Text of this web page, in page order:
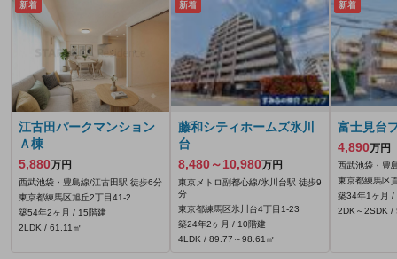
新着
江古田パークマンション
Ａ棟
5,880万円
西武池袋・豊島線/江古田駅 徒歩6分
東京都練馬区旭丘2丁目41-2
築54年2ヶ月 / 15階建
2LDK / 61.11㎡
新着
藤和シティホームズ氷川
台
8,480～10,980万円
東京メトロ副都心線/氷川台駅 徒歩9
分
東京都練馬区氷川台4丁目1-23
築24年2ヶ月 / 10階建
4LDK / 89.77～98.61㎡
新着
富士見台
4,890万円
西武池袋・豊
東京都練馬区
築34年1ヶ月 /
2DK～2SDK /